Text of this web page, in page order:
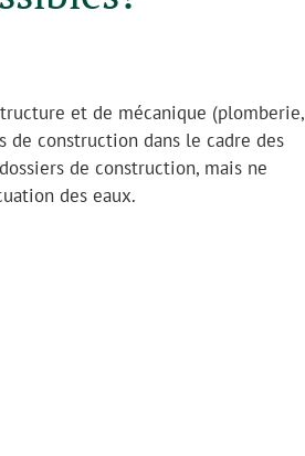
et de mécanique (plomberie,
de construction dans le cadre des
de construction, mais ne
des eaux.